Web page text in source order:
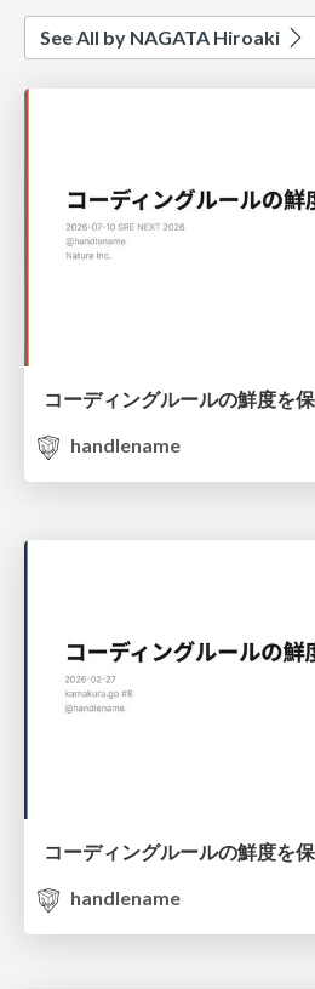
See All by NAGATA Hiroaki
handlename
handlename